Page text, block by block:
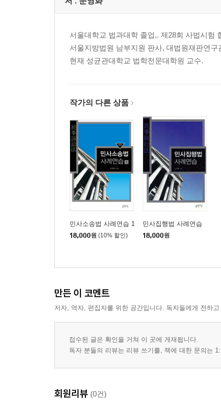
서울대학교 법과대학 졸업,. 제28회 사법시험
서울지방법원 남부지원 판사, 대법원재판연
현재 성균관대학교 법학전문대학원 교수.
작가의 다른 상품
민사소송법 사례연습 1
18,000원 (10% 할인)
민사집행법 사례연습
18,000원
만든 이 코멘트
저자, 역자, 편집자를 위한 공간입니다. 독자들에게 전하
접수된 글은 확인을 거쳐 이 곳에 게재됩니다.
독자 분들의 리뷰는 리뷰 쓰기를, 책에 대한 문의는
회원리뷰 (0건)